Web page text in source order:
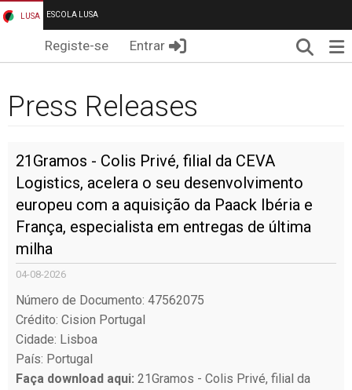
LUSA ESCOLA LUSA
Registe-se Entrar
Press Releases
21Gramos - Colis Privé, filial da CEVA
Logistics, acelera o seu desenvolvimento
europeu com a aquisição da Paack Ibéria e
França, especialista em entregas de última
milha
04-08-2026
Número de Documento: 47562075
Crédito: Cision Portugal
Cidade: Lisboa
País: Portugal
Faça download aqui: 21Gramos - Colis Privé, filial da